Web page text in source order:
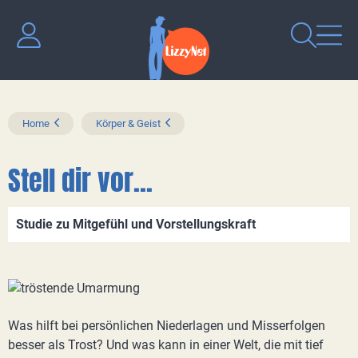
Home Körper & Geist
Stell dir vor...
Studie zu Mitgefühl und Vorstellungskraft
Was hilft bei persönlichen Niederlagen und Misserfolgen
besser als Trost? Und was kann in einer Welt, die mit tief